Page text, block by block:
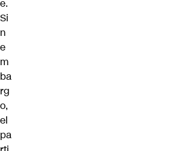
e.
Si
n
e
m
ba
rg
o,
el
pa